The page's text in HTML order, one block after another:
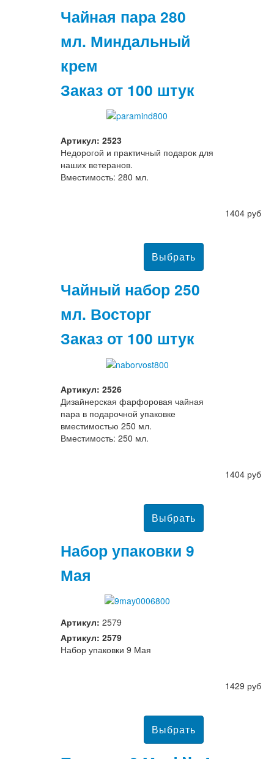
Чайная пара 280
мл. Миндальный
крем
Заказ от 100 штук
Артикул: 2523
Недорогой и практичный подарок для
наших ветеранов.
Вместимость: 280 мл.
1404 руб
Чайный набор 250
мл. Восторг
Заказ от 100 штук
Артикул: 2526
Дизайнерская фарфоровая чайная
пара в подарочной упаковке
вместимостью 250 мл.
Вместимость: 250 мл.
1404 руб
Набор упаковки 9
Мая
Артикул: 2579
Артикул: 2579
Набор упаковки 9 Мая
1429 руб